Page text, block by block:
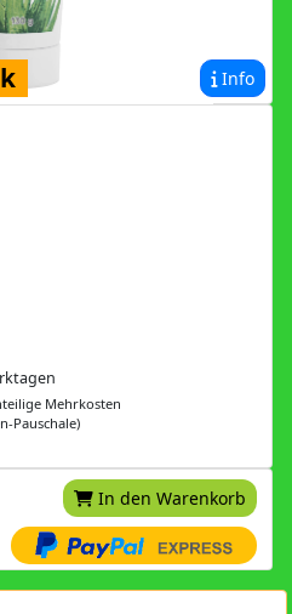
Info
Mehrkosten
Pauschale)
In den Warenkorb